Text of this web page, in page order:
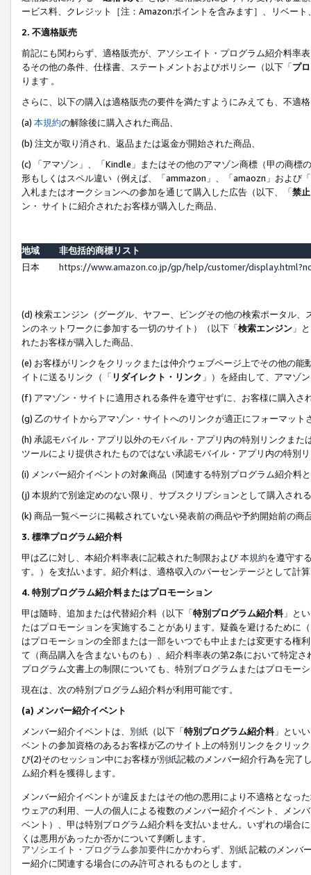
ービス料、クレジット［注：Amazonポイントを含みます］、リベー
2. 不適格販売
前記にも関わらず、適格販売が、アソシエイト・プログラム紹介料率
るその他の条件、仕様書、ステートメントおよびポリシー（以下「プ
ります 。
さらに、以下の購入は適格販売の要件を満たすようにみえても、不適
(a) 本規約の解除後に購入された商品、
(b) 注文が取り消され、返品または返金が開始された商品、
(c) 「アマゾン」、「Kindle」またはその他のアマゾン商標（甲の商
形もしくはスペル違い（例えば、「ammazon」、「amaozn」および
入札またはオークションへの参加を通じて購入した広告（以下、「禁
ン・ サイトに紹介されたお客様が購入した商品、
地域
非包括的商標リスト
日本
https://www.amazon.co.jp/gp/help/customer/
(d) 検索エンジン（グーグル、ヤフー、ビングその他の検索ポータル
ンのネットワークに参加する一切のサイト）（以下「検索エンジン 」
れたお客様が購入した商品、
(e) お客様がリンクをクリックまたは仲介ウェブページ上でその他の
イトに送るリンク（「 リダイレクト・リンク 」）を経由して、アマゾ
(f) アマゾン・サイトに適用される条件を遵守せずに、お客様に購入さ
(g) 乙のサイトからアマゾン・サイトへのリンクが適正にフォーマッ
(h) 承認モバイル・アプリ以外のモバイル・アプリ内の特別リンクま
ツールにより提供されたものではない承認モバイル・アプリ内の特別
(i) メンバー紹介イベントの対象商品（関連する特別プログラム紹介料
(j) 本規約で別途定めのない限り、サブスクリプションとして購入され
(k) 商品一覧ページに掲載されていない発表前の商品や予約開始前の商
3. 標準プログラム紹介料
甲は乙に対し、本紹介料率表に記載された制限および本規約を遵守す
す。）を支払います。紹介料は、適格収入のパーセンテージとして計
4. 特別プログラム紹介料またはプロモーション
甲は随時、追加または代替紹介料（以下「特別プログラム紹介料」と
たはプロモーションを実施することがあります。疑義を避けるために
はプロモーションの全部または一部をいつでも中止または変更する権
て（商品購入を含まないものも）、紹介料率表の第2条において特定
プログラム文書上の制限についても、特別プログラムまたはプロモー
現在は、次の特別プログラム紹介料が利用可能です。
(a) メンバー紹介イベント
メンバー紹介イベントは、 別紙 （以下「特別プログラム紹介料」とい
ベントの参加資格のあるお客様が乙のサイト上の特別リンクをクリッ
び(2)そのセッション中にお客様が別紙記載のメンバー紹介行為を完了
ム紹介料を獲得します。
メンバー紹介イベントが違反またはその他の悪用により不適格となっ
ウェアの利用、一人の個人による複数のメンバー紹介イベント、メン
ベント）、甲は特別プログラム紹介料を支払いません。いずれの場合
くは悪用があったか否かについて判断します。
アソシエイト・プログラム参加要件にかかわらず、 別紙記載のメンバ
ー紹介に関連する場合にのみ許可されるものとします。